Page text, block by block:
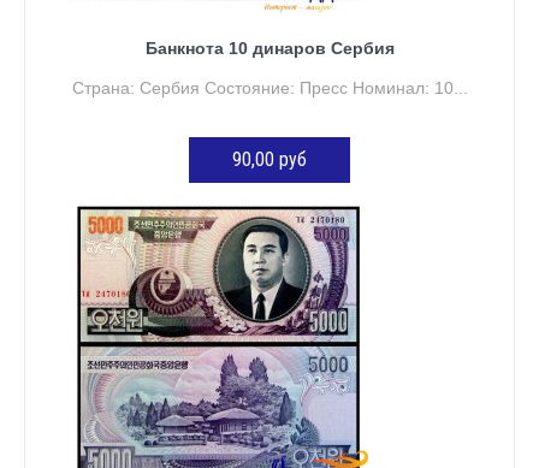
Банкнота 10 динаров Сербия
Страна: Сербия Состояние: Пресс Номинал: 10...
90,00 руб
ДОБАВИТЬ В КОРЗИНУ